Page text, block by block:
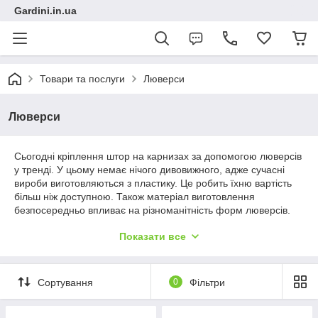
Gardini.in.ua
Товари та послуги Люверси
Люверси
Сьогодні кріплення штор на карнизах за допомогою люверсів
у тренді. У цьому немає нічого дивовижного, адже сучасні
вироби виготовляються з пластику. Це робить їхню вартість
більш ніж доступною. Також матеріал виготовлення
безпосередньо впливає на різноманітність форм люверсів.
Водночас найбільшу популярність мають круглі люверси.
Круглі люверси під срібло та золото
У нашому каталозі широко представлена найпрактичніша
Показати все
Сортування 0 Фільтри